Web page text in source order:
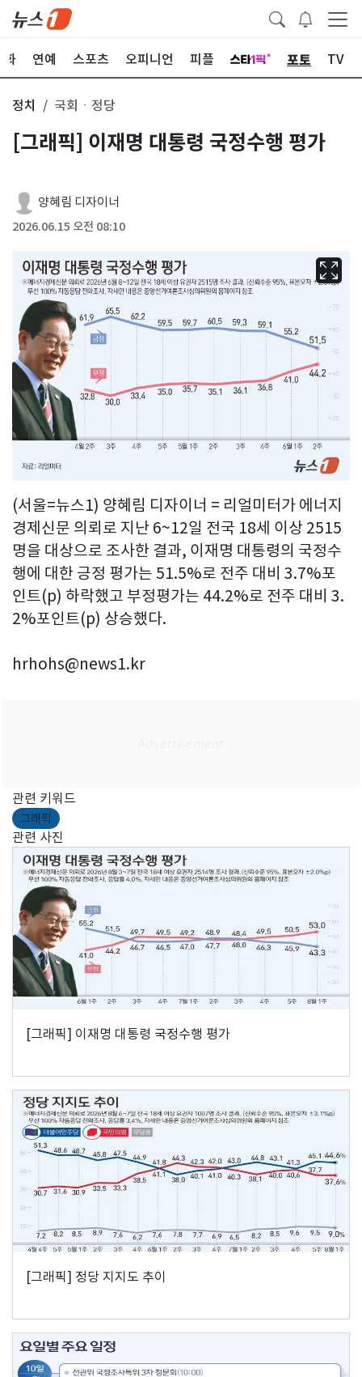
화 연예 스포츠 오피니언 피플 포토 TV
정치 국회ㆍ정당
[그래픽] 이재명 대통령 국정수행 평가
양혜림 디자이너
2026.06.15 오전 08:10
(서울=뉴스1) 양혜림 디자이너 = 리얼미터가 에너지
경제신문 의뢰로 지난 6~12일 전국 18세 이상 2515
명을 대상으로 조사한 결과, 이재명 대통령의 국정수
행에 대한 긍정 평가는 51.5%로 전주 대비 3.7%포
인트(p) 하락했고 부정평가는 44.2%로 전주 대비 3.
2%포인트(p) 상승했다.
hrhohs@news1.kr
관련 키워드
그래픽
관련 사진
[그래픽] 이재명 대통령 국정수행 평가
[그래픽] 정당 지지도 추이